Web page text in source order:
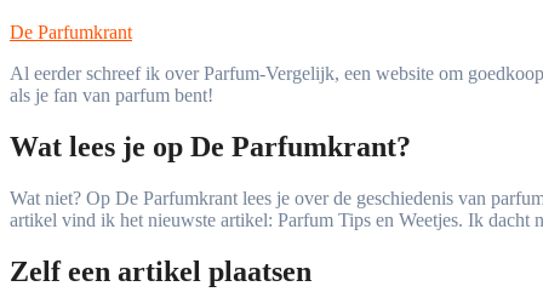
De Parfumkrant
Al eerder schreef ik over Parfum-Vergelijk, een website om
als je fan van parfum bent!
Wat lees je op De Parfumkrant?
Wat niet? Op De Parfumkrant lees je over de geschiedenis van
artikel vind ik het nieuwste artikel: Parfum Tips en Weetjes. Ik
Zelf een artikel plaatsen